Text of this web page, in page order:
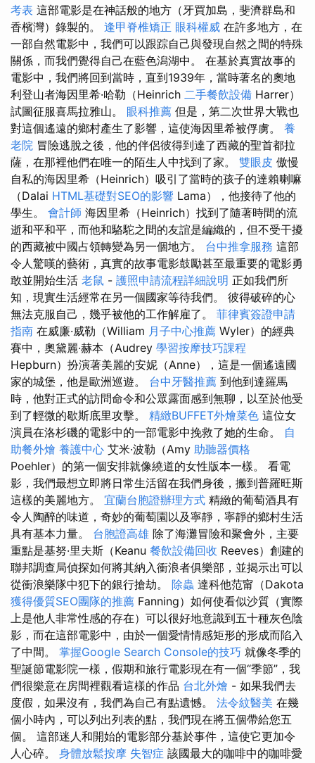
考表 這部電影是在神話般的地方（牙買加島，斐濟群島和
香檳灣）錄製的。 逢甲脊椎矯正 眼科權威 在許多地方，在
一部自然電影中，我們可以跟踪自己與發現自然之間的特殊
關係，而我們覺得自己在藍色潟湖中。 在基於真實故事的
電影中，我們將回到當時，直到1939年，當時著名的奧地
利登山者海因里希·哈勒（Heinrich 二手餐飲設備 Harrer）
試圖征服喜馬拉雅山。 眼科推薦 但是，第二次世界大戰也
對這個遙遠的鄉村產生了影響，這使海因里希被俘虜。 養
老院 冒險逃脫之後，他的伴侶彼得到達了西藏的聖首都拉
薩，在那裡他們在唯一的陌生人中找到了家。 雙眼皮 傲慢
自私的海因里希（Heinrich）吸引了當時的孩子的達賴喇嘛
（Dalai HTML基礎對SEO的影響 Lama），他接待了他的
學生。 會計師 海因里希（Heinrich）找到了隨著時間的流
逝和平和平，而他和駱駝之間的友誼是編織的，但不受干擾
的西藏被中國占領轉變為另一個地方。 台中推拿服務 這部
令人驚嘆的藝術，真實的故事電影鼓勵甚至最重要的電影勇
敢並開始生活 老鼠 - 護照申請流程詳細說明 正如我們所
知，現實生活經常在另一個國家等待我們。 彼得破碎的心
無法克服自己，幾乎被他的工作解雇了。 菲律賓簽證申請
指南 在威廉·威勒（William 月子中心推薦 Wyler）的經典
賽中，奧黛麗·赫本（Audrey 學習按摩技巧課程
Hepburn）扮演著美麗的安妮（Anne），這是一個遙遠國
家的城堡，他是歐洲巡遊。 台中牙醫推薦 到他到達羅馬
時，他對正式的訪問命令和公眾露面感到無聊，以至於他受
到了輕微的歇斯底里攻擊。 精緻BUFFET外燴菜色 這位女
演員在洛杉磯的電影中的一部電影中挽救了她的生命。 自
助餐外燴 養護中心 艾米·波勒（Amy 助聽器價格
Poehler）的第一個安排就像繞道的女性版本一樣。 看電
影，我們最想立即將日常生活留在我們身後，搬到普羅旺斯
這樣的美麗地方。 宜蘭台胞證辦理方式 精緻的葡萄酒具有
令人陶醉的味道，奇妙的葡萄園以及寧靜，寧靜的鄉村生活
具有基本力量。 台胞證高雄 除了海灘冒險和聚會外，主要
重點是基努·里夫斯（Keanu 餐飲設備回收 Reeves）創建的
聯邦調查局偵探如何將其納入衝浪者俱樂部，並揭示出可以
從衝浪樂隊中犯下的銀行搶劫。 除蟲 達科他范甯（Dakota
獲得優質SEO團隊的推薦 Fanning）如何使看似沙質（實際
上是他人非常性感的存在）可以很好地意識到五十種灰色陰
影，而在這部電影中，由於一個愛情情感矩形的形成而陷入
了中間。 掌握Google Search Console的技巧 就像冬季的
聖誕節電影院一樣，假期和旅行電影現在有一個“季節”，我
們很樂意在房間裡觀看這樣的作品 台北外燴 - 如果我們去
度假，如果沒有，我們為自己有點遺憾。 法令紋醫美 在幾
個小時內，可以列出列表的點，我們現在將五個帶給您五
個。 這部迷人和開始的電影部分基於事件，這使它更加令
人心碎。 身體放鬆按摩 失智症 該國最大的咖啡中的咖啡愛